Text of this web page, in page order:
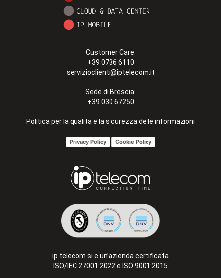
Customer Care:
+39 0736 6110
servizioclienti@iptelecom.it
Sede di Brescia:
+39 030 67250
Politica per la qualità e la sicurezza delle informazioni
Privacy Policy Cookie Policy
ip telecom si e un’azienda certificata
ISO/IEC 27001:2022 e ISO 9001:2015